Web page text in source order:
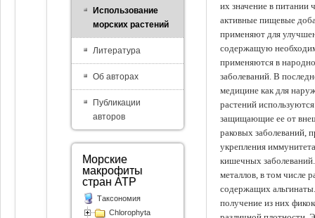
их значение в питании
активные пищевые
применяют для
содержащую
применяются в
заболеваний. В
медицине как для
растений
защищающие ее от
раковых заболеваний,
укрепления
кишечных
металлов, в том числе
содержащих
получение из них
Использование
морских растений
Литература
Об авторах
Публикации
авторов
Морские
макрофиты
стран АТР
Таксономия
Chlorophyta